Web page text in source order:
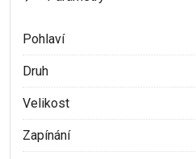
Pohlaví
Druh
Velikost
Zapínání